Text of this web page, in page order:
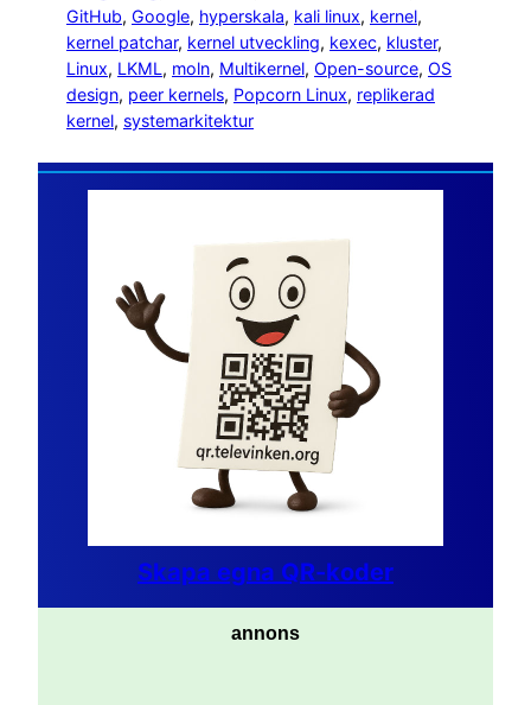
GitHub, Google, hyperskala, kali linux, kernel
kernel patchar, kernel utveckling, kexec, kluster
Linux, LKML, moln, Multikernel, Open-source, OS
design, peer kernels, Popcorn Linux, replikerad
kernel, systemarkitektur
Skapa egna QR-koder
annons